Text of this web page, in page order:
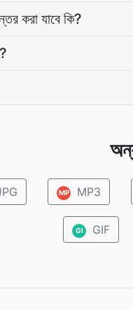
করা যাবে কি?
MP MP3
GI GIF